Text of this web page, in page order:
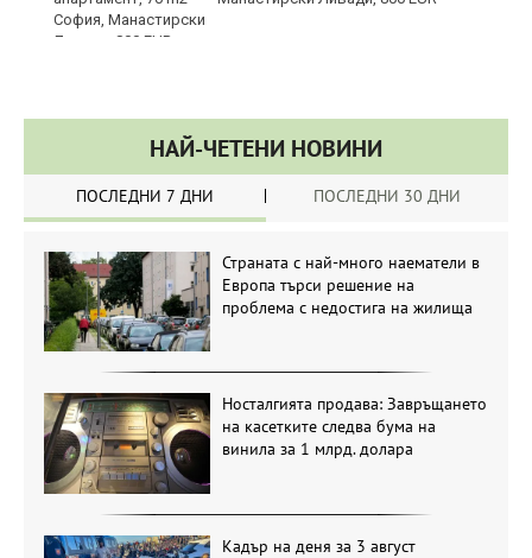
НАЙ-ЧЕТЕНИ НОВИНИ
ПОСЛЕДНИ 7 ДНИ ПОСЛЕДНИ 30 ДНИ
Страната с най-много наематели в
Европа търси решение на
проблема с недостига на жилища
Носталгията продава: Завръщането
на касетките следва бума на
винила за 1 млрд. долара
Кадър на деня за 3 август